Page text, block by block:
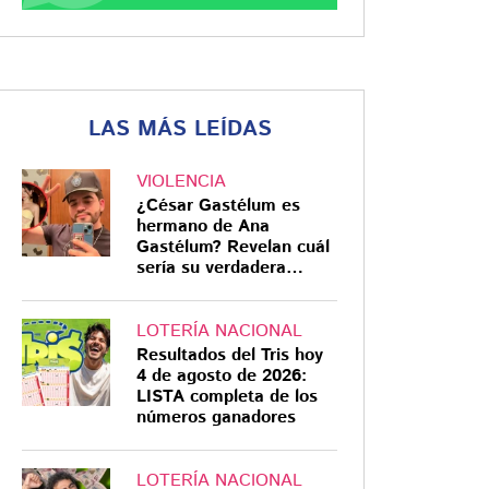
LAS MÁS LEÍDAS
VIOLENCIA
¿César Gastélum es
hermano de Ana
Gastélum? Revelan cuál
sería su verdadera
LOTERÍA NACIONAL
Resultados del Tris hoy
4 de agosto de 2026:
LISTA completa de los
números ganadores
LOTERÍA NACIONAL